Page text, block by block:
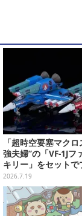
「超時空要塞マク
強夫婦”の「VF-1Jフ
キリー」をセット
気圏外仕様パイロッ
ギュアなど付属
2026.7.19